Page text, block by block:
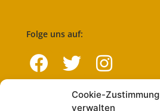
Cookie-Zustimmung
verwalten
Folge uns auf:
Navigation